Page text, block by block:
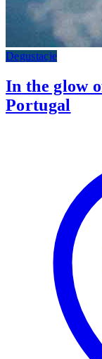
Degustacje
In the glow
Portugal